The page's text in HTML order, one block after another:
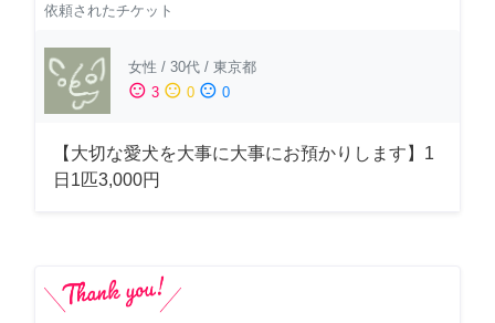
依頼されたチケット
女性 / 30代 / 東京都
sentiment_satisfied 3 sentiment_neutral 0 sentiment_dissatisfied 0
【大切な愛犬を大事に大事にお預かりします】1
日1匹3,000円